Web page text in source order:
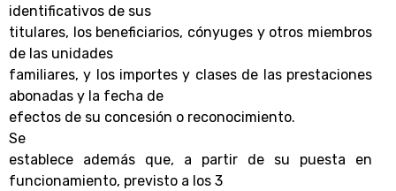
identificativos de sus
titulares, los beneficiarios, cónyuges y otros miembros
de las unidades
familiares, y los importes y clases de las prestaciones
abonadas y la fecha de
efectos de su concesión o reconocimiento.
Se
establece además que, a partir de su puesta en
funcionamiento, previsto a los 3